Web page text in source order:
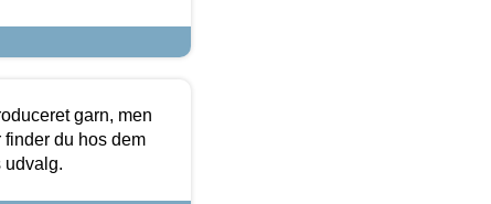
garn, men
du hos dem
udvalg.